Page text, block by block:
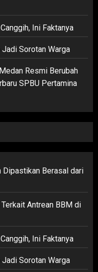
Ini Faktanya
Sorotan Warga
Resmi Berubah
SPBU Pertamina
Dipastikan Berasal dari
Antrean BBM di
Ini Faktanya
Sorotan Warga